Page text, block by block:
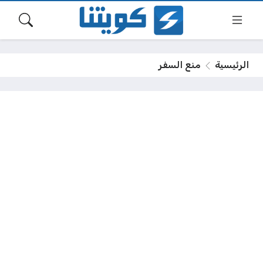
الرئيسية منع السفر